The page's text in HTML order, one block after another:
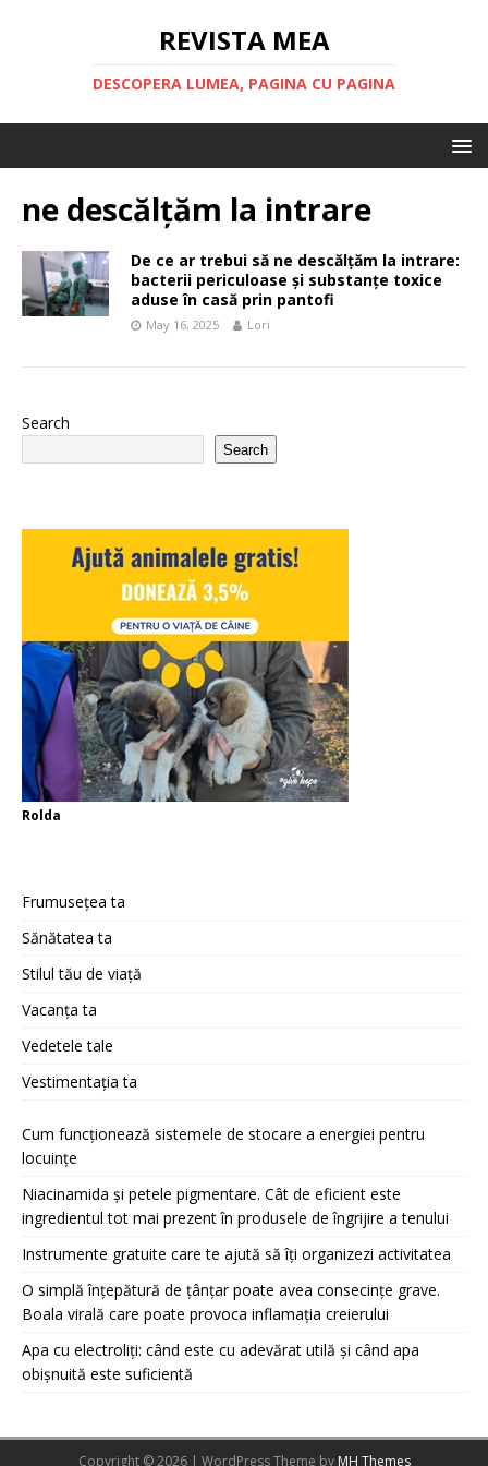
REVISTA MEA
DESCOPERA LUMEA, PAGINA CU PAGINA
ne descălțăm la intrare
De ce ar trebui să ne descălțăm la intrare:
bacterii periculoase și substanțe toxice
aduse în casă prin pantofi
May 16, 2025 Lori
Search
Search
Rolda
Frumusețea ta
Sănătatea ta
Stilul tău de viață
Vacanța ta
Vedetele tale
Vestimentația ta
Cum funcționează sistemele de stocare a energiei pentru
locuințe
Niacinamida și petele pigmentare. Cât de eficient este
ingredientul tot mai prezent în produsele de îngrijire a tenului
Instrumente gratuite care te ajută să îți organizezi activitatea
O simplă înțepătură de țânțar poate avea consecințe grave.
Boala virală care poate provoca inflamația creierului
Apa cu electroliți: când este cu adevărat utilă și când apa
obișnuită este suficientă
Copyright © 2026 | WordPress Theme by MH Themes